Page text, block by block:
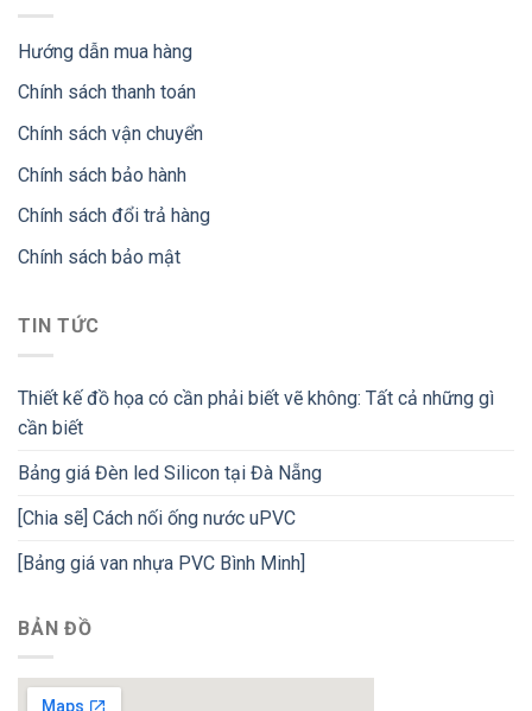
Hướng dẫn mua hàng
Chính sách thanh toán
Chính sách vận chuyển
Chính sách bảo hành
Chính sách đổi trả hàng
Chính sách bảo mật
TIN TỨC
Thiết kế đồ họa có cần phải biết vẽ không: Tất cả những gì
cần biết
Bảng giá Đèn led Silicon tại Đà Nẵng
[Chia sẽ] Cách nối ống nước uPVC
[Bảng giá van nhựa PVC Bình Minh]
BẢN ĐỒ